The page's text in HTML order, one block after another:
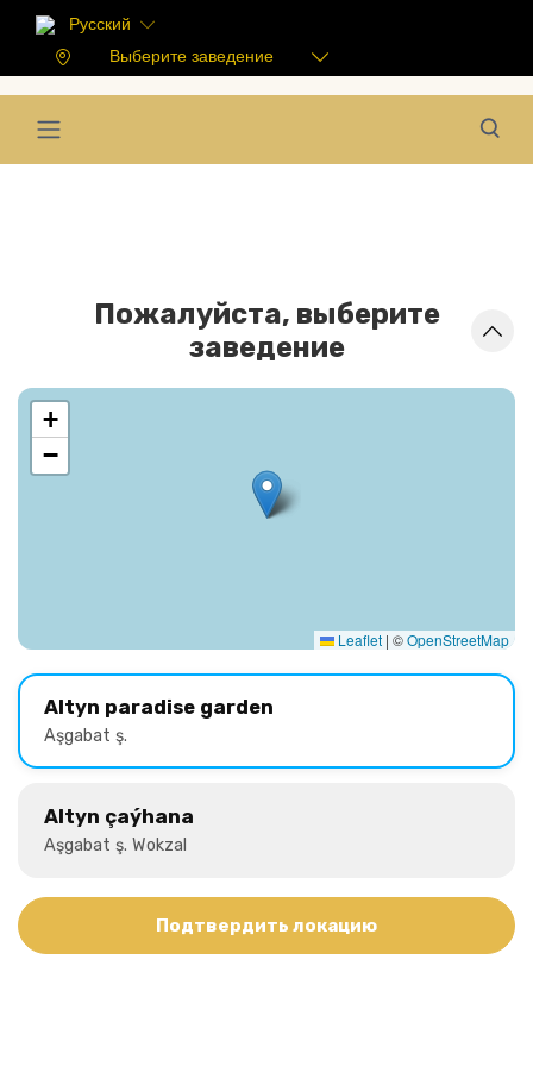
Русский
Выберите заведение
Пожалуйста, выберите
заведение
+
−
Leaflet | ©OpenStreetMap
Altyn paradise garden
Aşgabat ş.
Altyn çaýhana
Aşgabat ş. Wokzal
Подтвердить локацию